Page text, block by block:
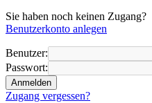
Sie haben noch keinen Zugang?
Benutzerkonto anlegen
Benutzer:
Passwort:
Anmelden
Zugang vergessen?